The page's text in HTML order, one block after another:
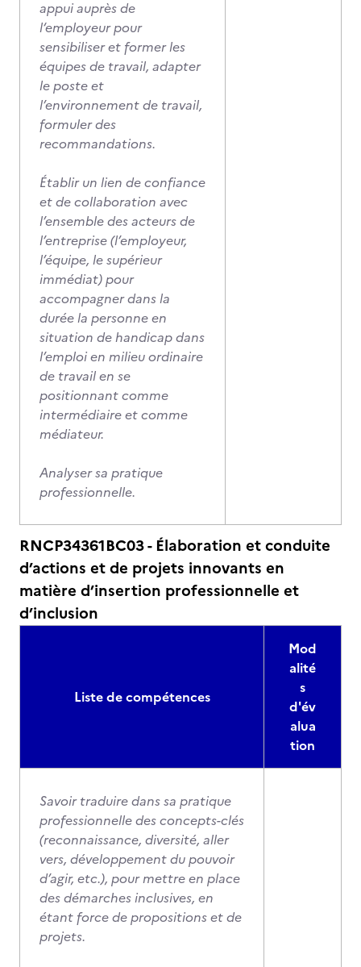
appui auprès de
l‘employeur pour
sensibiliser et former les
équipes de travail, adapter
le poste et
l’environnement de travail,
formuler des
recommandations.
Établir un lien de confiance
et de collaboration avec
l’ensemble des acteurs de
l’entreprise (l’employeur,
l’équipe, le supérieur
immédiat) pour
accompagner dans la
durée la personne en
situation de handicap dans
l’emploi en milieu ordinaire
de travail en se
positionnant comme
intermédiaire et comme
médiateur.
Analyser sa pratique
professionnelle.
RNCP34361BC03 - Élaboration et conduite
d’actions et de projets innovants en
matière d’insertion professionnelle et
d’inclusion
Liste de compétences
Mod
alité
s
d'év
alua
tion
Savoir traduire dans sa pratique
professionnelle des concepts-clés
(reconnaissance, diversité, aller
vers, développement du pouvoir
d’agir, etc.), pour mettre en place
des démarches inclusives, en
étant force de propositions et de
projets.